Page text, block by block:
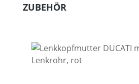
Produktgalerie überspringen
ZUBEHÖR